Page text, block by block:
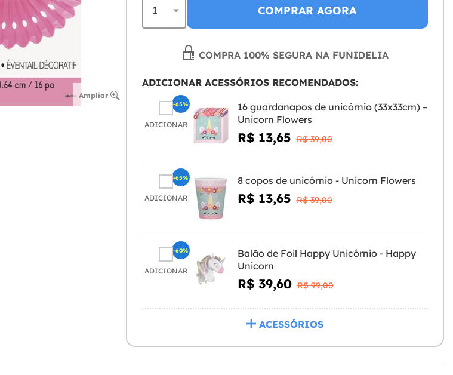
Ampliar
COMPRAR AGORA
COMPRA 100% SEGURA NA FUNIDELIA
ADICIONAR ACESSÓRIOS RECOMENDADOS:
ADICIONAR
16 guardanapos de unicórnio (33x33cm) –
Unicorn Flowers
R$ 13,65 R$ 39,00
-65%
ADICIONAR
8 copos de unicórnio - Unicorn Flowers
R$ 13,65 R$ 39,00
-65%
ADICIONAR
Balão de Foil Happy Unicórnio - Happy
Unicorn
R$ 39,60 R$ 99,00
-60%
ACESSÓRIOS